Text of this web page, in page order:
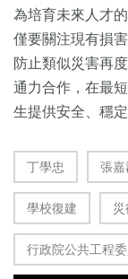
為培育未來人才
僅要關注現有損
防止類似災害再
通力合作，在最
生提供安全、穩
丁學忠 張嘉
學校復建
行政院公共工程